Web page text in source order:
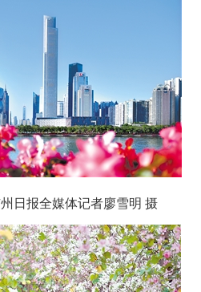
日报全媒体记者廖雪明 摄